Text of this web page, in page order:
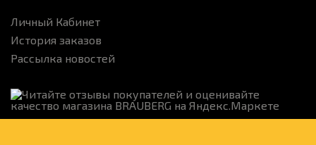
Личный Кабинет
История заказов
Рассылка новостей